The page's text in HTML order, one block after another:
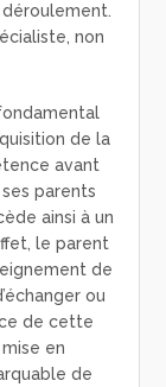
non
de la
avant
parents
ainsi à un
le parent
de
ou
de cette
en
de